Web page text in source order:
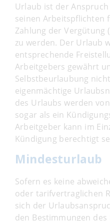
Urlaub ist der
seinen Arbeitspflichten
Zahlung der Vergütung
zu werden. Der Urlaub
entsprechende
Arbeitgebers gewährt
Selbstbeurlaubung
eigenmächtige
des Urlaubs werden
sogar als ein
Arbeitgeber kann im
Kündigung berechtigt
Mindesturlaub
Sofern es keine
oder tarifvertraglichen
sich der
den Bestimmungen